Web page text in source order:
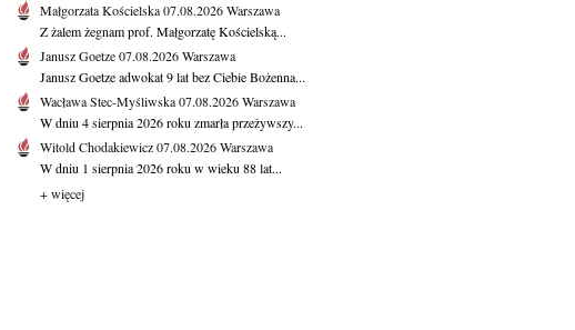
Małgorzata Kościelska07.08.2026Warszawa
Z żalem żegnam prof. Małgorzatę Kościelską...
Janusz Goetze07.08.2026Warszawa
Janusz Goetze adwokat 9 lat bez Ciebie Bożenna...
Wacława Stec-Myśliwska07.08.2026Warszawa
W dniu 4 sierpnia 2026 roku zmarła przeżywszy...
Witold Chodakiewicz07.08.2026Warszawa
W dniu 1 sierpnia 2026 roku w wieku 88 lat...
+ więcej